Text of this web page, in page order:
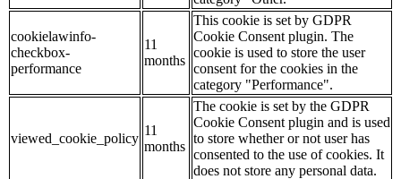
cookielawinfo-
checkbox-
performance
11
months
This cookie is set by GDPR
Cookie Consent plugin. The
cookie is used to store the user
consent for the cookies in the
category "Performance".
viewed_cookie_policy
11
months
The cookie is set by the GDPR
Cookie Consent plugin and is used
to store whether or not user has
consented to the use of cookies. It
does not store any personal data.